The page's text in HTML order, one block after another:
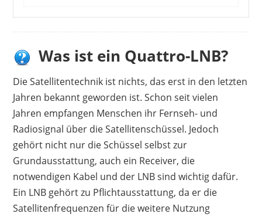
Was ist ein Quattro-LNB?
Die Satellitentechnik ist nichts, das erst in den letzten
Jahren bekannt geworden ist. Schon seit vielen
Jahren empfangen Menschen ihr Fernseh- und
Radiosignal über die Satellitenschüssel. Jedoch
gehört nicht nur die Schüssel selbst zur
Grundausstattung, auch ein Receiver, die
notwendigen Kabel und der LNB sind wichtig dafür.
Ein LNB gehört zu Pflichtausstattung, da er die
Satellitenfrequenzen für die weitere Nutzung